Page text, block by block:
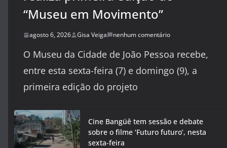
“Museu em Movimento”
agosto 6, 2026 Gisa Veiga nenhum comentário
O Museu da Cidade de João Pessoa recebe,
entre esta sexta-feira (7) e domingo (9), a
primeira edição do projeto
Cine Bangüê tem sessão e debate
sobre o filme ‘Futuro futuro’, nesta
sexta-feira